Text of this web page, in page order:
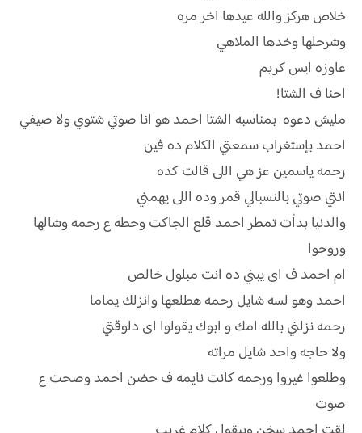
خلاص هركز والله عيدها اخر مره
وشرحلها وخدها الملاهي
عاوزه ايس كريم
احنا ف الشتا!
مليش دعوه بمناسبه الشتا احمد هو انا صوتي شتوي ولا صيفي
احمد بإستغراب سمعتي الكلام ده فين
رحمه ياسمين عز هي اللى قالت كده
انتي صوتي بالنسبالي قمر وده اللى يهمني
والدنيا بدأت تمطر احمد قلع الجاكت وحطه ع رحمه وشالها
وروحوا
ام احمد ف اى يبني ده انت مبلول خالص
احمد وهو لسه شايل رحمه هطلعها وانزلك يماما
رحمه نزلني بالله امك و ابوك يقولوا اى دلوقتي
ولا حاجه واحد شايل مراته
وطلعوا غيروا ورحمه كانت نايمه ف حضن احمد وصحت ع
صوت